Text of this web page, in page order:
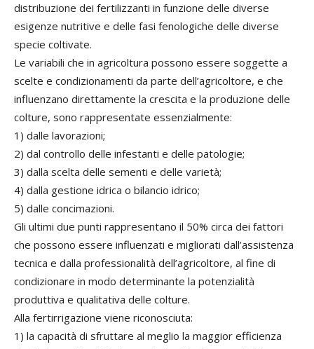
distribuzione dei fertilizzanti in funzione delle diverse
esigenze nutritive e delle fasi fenologiche delle diverse
specie coltivate.
Le variabili che in agricoltura possono essere soggette a
scelte e condizionamenti da parte dell’agricoltore, e che
influenzano direttamente la crescita e la produzione delle
colture, sono rappresentate essenzialmente:
1) dalle lavorazioni;
2) dal controllo delle infestanti e delle patologie;
3) dalla scelta delle sementi e delle varietà;
4) dalla gestione idrica o bilancio idrico;
5) dalle concimazioni.
Gli ultimi due punti rappresentano il 50% circa dei fattori
che possono essere influenzati e migliorati dall’assistenza
tecnica e dalla professionalità dell’agricoltore, al fine di
condizionare in modo determinante la potenzialità
produttiva e qualitativa delle colture.
Alla fertirrigazione viene riconosciuta:
1) la capacità di sfruttare al meglio la maggior efficienza